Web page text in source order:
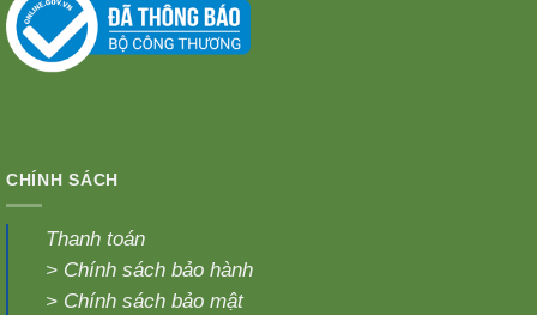
CHÍNH SÁCH
Thanh toán
> Chính sách bảo hành
> Chính sách bảo mật